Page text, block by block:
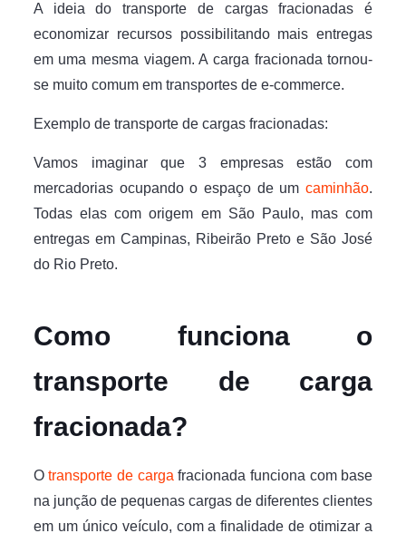
A ideia do transporte de cargas fracionadas é
economizar recursos possibilitando mais entregas
em uma mesma viagem. A carga fracionada tornou-
se muito comum em transportes de e-commerce.
Exemplo de transporte de cargas fracionadas:
Vamos imaginar que 3 empresas estão com
mercadorias ocupando o espaço de um caminhão.
Todas elas com origem em São Paulo, mas com
entregas em Campinas, Ribeirão Preto e São José
do Rio Preto.
Como funciona o
transporte de carga
fracionada?
Otransporte de carga fracionada funciona com base
na junção de pequenas cargas de diferentes clientes
em um único veículo, com a finalidade de otimizar a